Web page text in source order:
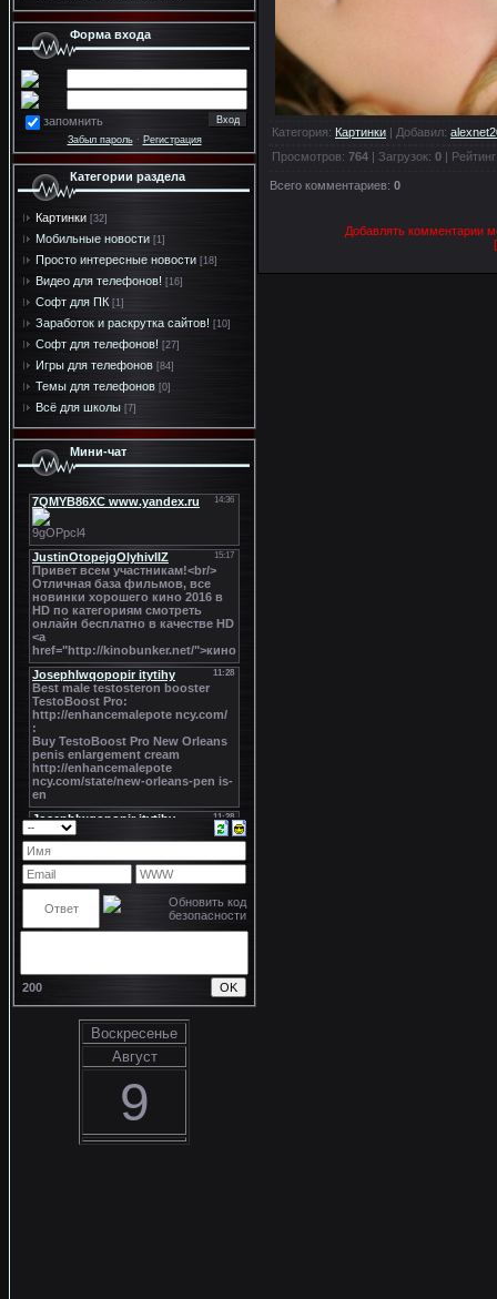
Форма входа
запомнить
Забыл пароль· Регистрация
Категории раздела
Картинки [32]
Мобильные новости [1]
Просто интересные новости [18]
Видео для телефонов! [16]
Софт для ПК [1]
Заработок и раскрутка сайтов! [10]
Софт для телефонов! [27]
Игры для телефонов [84]
Темы для телефонов [0]
Всё для школы [7]
Мини-чат
200
Воскресенье
Август
9
Категория: Картинки | Добавил:
Просмотров: 764 | Загрузок: 0 | Рейтинг
Всего комментариев: 0
Добавлять комментарии